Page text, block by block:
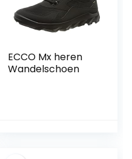
ECCO Mx heren
Wandelschoen